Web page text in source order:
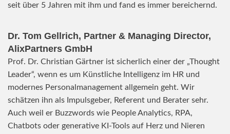
seit über 5 Jahren mit ihm und fand es immer bereichernd.
Dr. Tom Gellrich, Partner & Managing Director,
AlixPartners GmbH
Prof. Dr. Christian Gärtner ist sicherlich einer der „Thought
Leader“, wenn es um Künstliche Intelligenz im HR und
modernes Personalmanagement allgemein geht. Wir
schätzen ihn als Impulsgeber, Referent und Berater sehr.
Auch weil er Buzzwords wie People Analytics, RPA,
Chatbots oder generative KI-Tools auf Herz und Nieren